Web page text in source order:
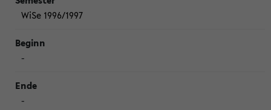
WiSe 1996/1997
-
-